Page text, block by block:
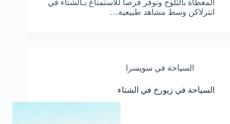
المغطاة بالثلوج وتوفر فرصاً للاستمتاع بـالشتاء في
انترلاكن وسط مشاهد طبيعية…
السياحة في سويسرا
السياحة في زيورخ في الشتاء